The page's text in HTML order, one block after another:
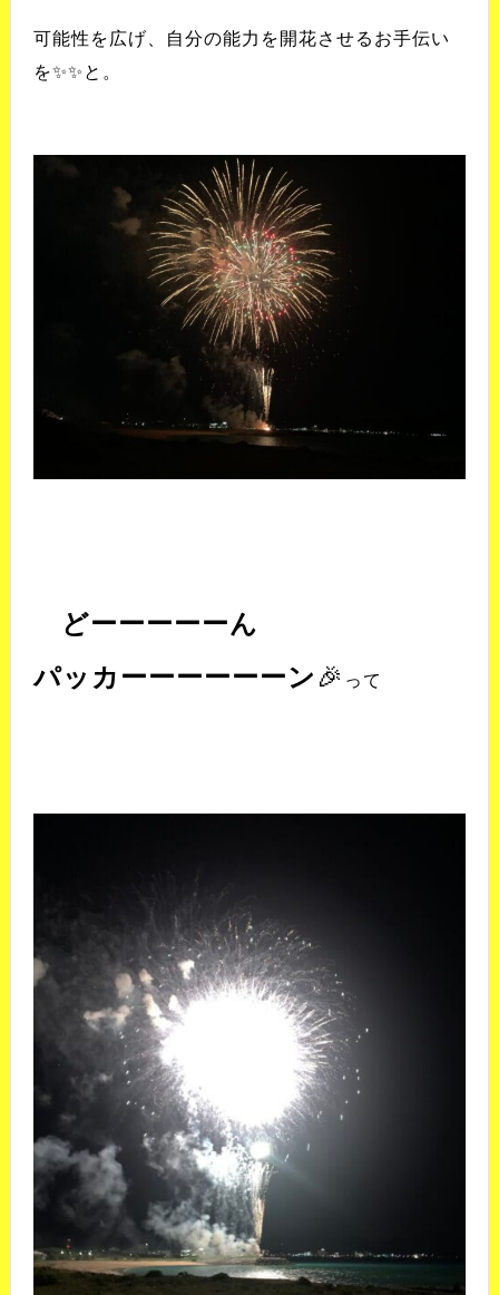
可能性を広げ、自分の能力を開花させるお手伝い
を✨✨と。
どーーーーーん
パッカーーーーーーン🎉 って